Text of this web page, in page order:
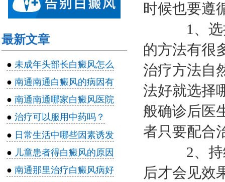
最新文章
● 未成年头部长白癜风怎么
● 南通南通白癜风的病因有
● 南通南通哪家白癜风医院
● 治疗可以服用中药吗？
● 日常生活中哪些因素诱发
● 儿童患者得白癜风的原因
● 南通那里治疗白癜风病好
时候也要遵
1、选择
的方法有很
治疗方法自
法好就选择
般确诊后医
者只要配合
2、持续
后才会见效